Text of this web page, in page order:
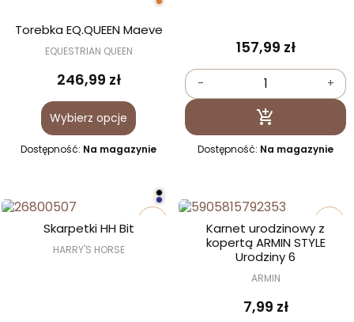
Torebka EQ.QUEEN Maeve
EQUESTRIAN QUEEN
246,99 zł
Wybierz opcje
Dostępność: Na magazynie
157,99 zł
- +
 Dodaj do
Dostępność: Na magazynie
Skarpetki HH Bit
HARRY'S HORSE
Karnet urodzinowy z
kopertą ARMIN STYLE
Urodziny 6
ARMIN
7,99 zł